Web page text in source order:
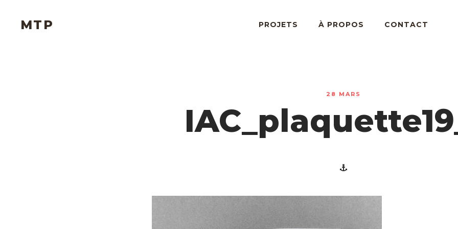
MTP PROJETS À PROPOS CONTACT
28 MARS